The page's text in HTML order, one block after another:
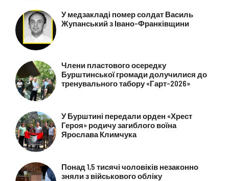
У медзакладі помер солдат Василь
Жупанський з Івано-Франківщини
Члени пластового осередку
Бурштинської громади долучилися до
тренувального табору «Гарт-2026»
У Бурштині передали орден «Хрест
Героя» родичу загиблого воїна
Ярослава Климчука
Понад 1,5 тисячі чоловіків незаконно
зняли з військового обліку